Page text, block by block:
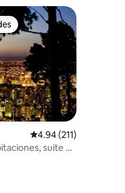
Calificación promedio:
4.94 (211)
suite y